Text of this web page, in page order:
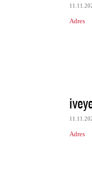
Adres
Adres